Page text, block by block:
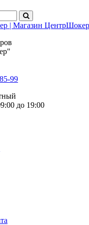
99
до 19:00